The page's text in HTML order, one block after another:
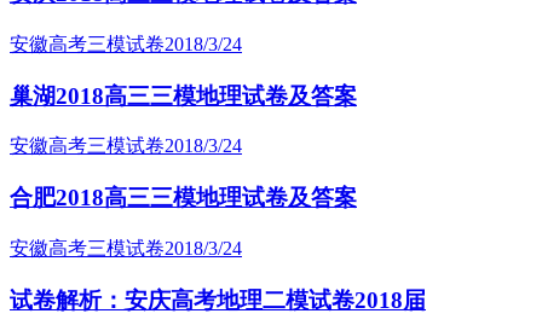
安徽高考三模试卷2018/3/24
巢湖2018高三三模地理试卷及答案
安徽高考三模试卷2018/3/24
合肥2018高三三模地理试卷及答案
安徽高考三模试卷2018/3/24
试卷解析：安庆高考地理二模试卷2018届